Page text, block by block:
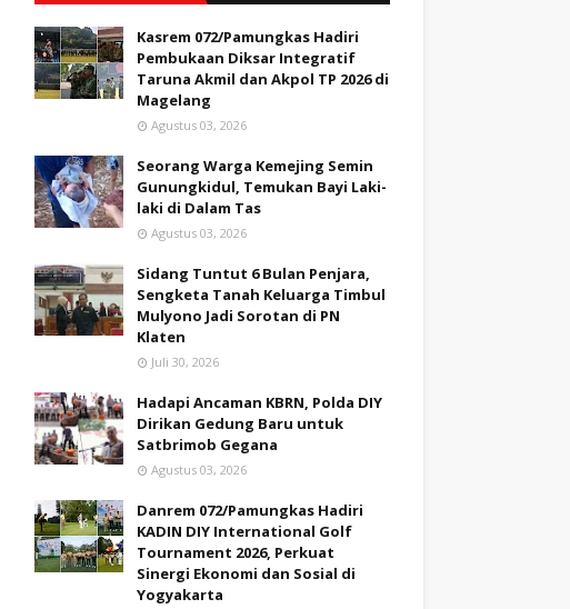
Kasrem 072/Pamungkas Hadiri
Pembukaan Diksar Integratif
Taruna Akmil dan Akpol TP 2026 di
Magelang
Agustus 03, 2026
Seorang Warga Kemejing Semin
Gunungkidul, Temukan Bayi Laki-
laki di Dalam Tas
Agustus 03, 2026
Sidang Tuntut 6 Bulan Penjara,
Sengketa Tanah Keluarga Timbul
Mulyono Jadi Sorotan di PN
Klaten
Juli 30, 2026
Hadapi Ancaman KBRN, Polda DIY
Dirikan Gedung Baru untuk
Satbrimob Gegana
Agustus 03, 2026
Danrem 072/Pamungkas Hadiri
KADIN DIY International Golf
Tournament 2026, Perkuat
Sinergi Ekonomi dan Sosial di
Yogyakarta